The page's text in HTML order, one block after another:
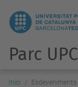
Parc UPC
Inici Esdeveniments